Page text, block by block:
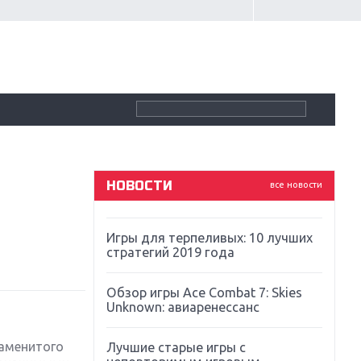
все новости
НОВОСТИ
Souls
Far Cry 5: хвалить нельзя ругать
Игры для терпеливых: 10 лучших
стратегий 2019 года
Обзор игры Ace Combat 7: Skies
Unknown: авиаренессанс
Лучшие старые игры с